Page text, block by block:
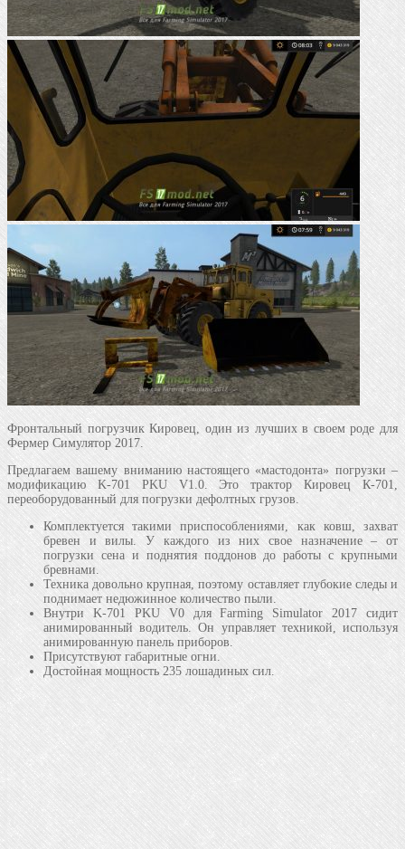
Фронтальный погрузчик Кировец, один из лучших в своем роде для
Фермер Симулятор 2017.
Предлагаем вашему вниманию настоящего «мастодонта» погрузки –
модификацию K-701 PKU V1.0. Это трактор Кировец К-701,
переоборудованный для погрузки дефолтных грузов.
Комплектуется такими приспособлениями, как ковш, захват
бревен и вилы. У каждого из них свое назначение – от
погрузки сена и поднятия поддонов до работы с крупными
бревнами.
Техника довольно крупная, поэтому оставляет глубокие следы и
поднимает недюжинное количество пыли.
Внутри K-701 PKU V0 для Farming Simulator 2017 сидит
анимированный водитель. Он управляет техникой, используя
анимированную панель приборов.
Присутствуют габаритные огни.
Достойная мощность 235 лошадиных сил.